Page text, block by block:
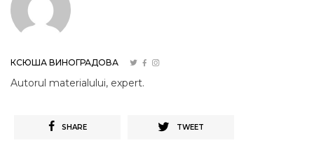
КСЮША ВИНОГРАДОВА
Autorul materialului, expert.
SHARE TWEET